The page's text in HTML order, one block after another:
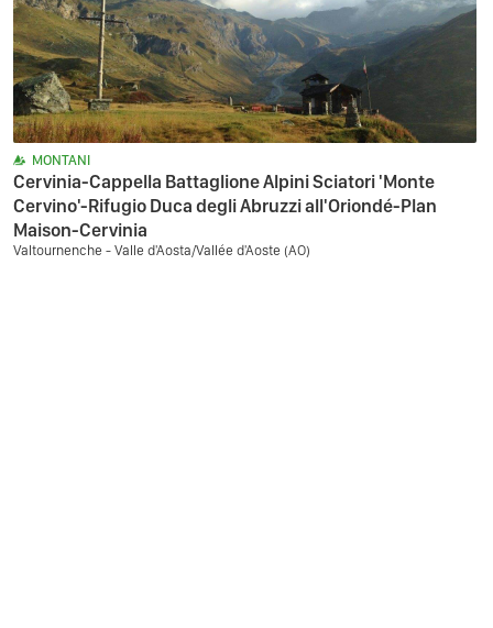
MONTANI
Cervinia-Cappella Battaglione Alpini Sciatori 'Monte
Cervino'-Rifugio Duca degli Abruzzi all'Oriondé-Plan
Maison-Cervinia
Valtournenche - Valle d'Aosta/Vallée d'Aoste (AO)